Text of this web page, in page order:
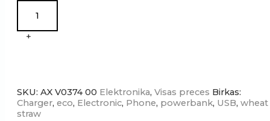
+
SKU: AX V0374 00 Elektronika, Visas preces Birkas:
Charger, eco, Electronic, Phone, powerbank, USB, wheat
straw